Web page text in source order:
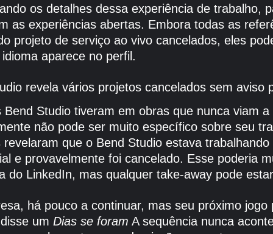
os detalhes dessa experiência de trabalho,
as experiências abertas. Embora todas as
projeto de serviço ao vivo cancelados, eles
aparece no perfil.
revela vários projetos cancelados sem aviso
Studio tiveram em obras que nunca viam
não pode ser muito específico sobre seu
que o Bend Studio estava
e provavelmente foi cancelado. Esse poderia
do LinkedIn, mas qualquer take-away pode
há pouco a continuar, mas seu próximo
um Dias se foram A sequência nunca